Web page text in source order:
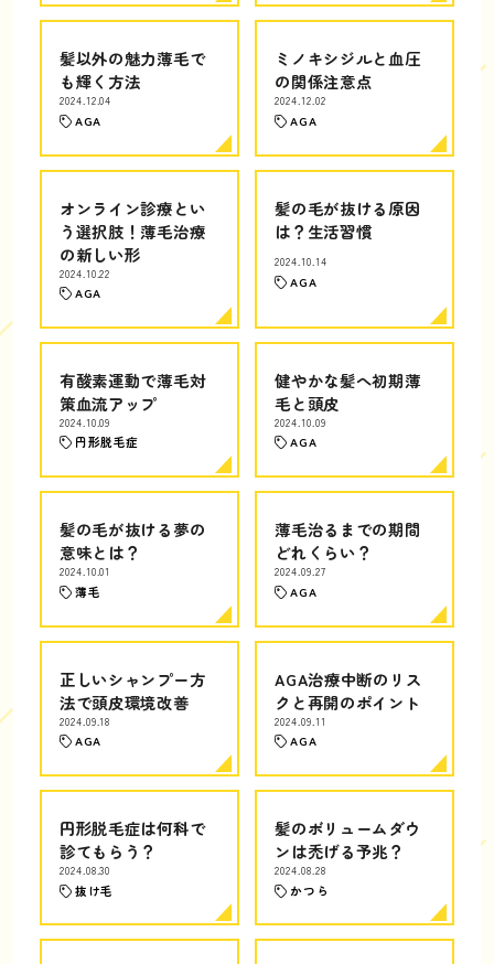
髪以外の魅力薄毛で
も輝く方法
2024.12.04
AGA
ミノキシジルと血圧
の関係注意点
2024.12.02
AGA
オンライン診療とい
う選択肢！薄毛治療
の新しい形
2024.10.22
AGA
髪の毛が抜ける原因
は？生活習慣
2024.10.14
AGA
有酸素運動で薄毛対
策血流アップ
2024.10.09
円形脱毛症
健やかな髪へ初期薄
毛と頭皮
2024.10.09
AGA
髪の毛が抜ける夢の
意味とは？
2024.10.01
薄毛
薄毛治るまでの期間
どれくらい？
2024.09.27
AGA
正しいシャンプー方
法で頭皮環境改善
2024.09.18
AGA
AGA治療中断のリス
クと再開のポイント
2024.09.11
AGA
円形脱毛症は何科で
診てもらう？
2024.08.30
抜け毛
髪のボリュームダウ
ンは禿げる予兆？
2024.08.28
かつら